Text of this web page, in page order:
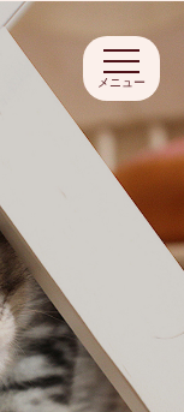
メニュー